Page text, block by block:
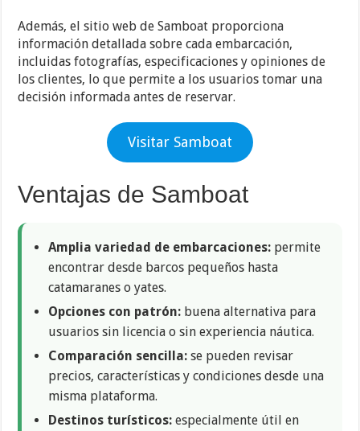
Además, el sitio web de Samboat proporciona
información detallada sobre cada embarcación,
incluidas fotografías, especificaciones y opiniones de
los clientes, lo que permite a los usuarios tomar una
decisión informada antes de reservar.
Visitar Samboat
Ventajas de Samboat
Amplia variedad de embarcaciones: permite
encontrar desde barcos pequeños hasta
catamaranes o yates.
Opciones con patrón: buena alternativa para
usuarios sin licencia o sin experiencia náutica.
Comparación sencilla: se pueden revisar
precios, características y condiciones desde una
misma plataforma.
Destinos turísticos: especialmente útil en